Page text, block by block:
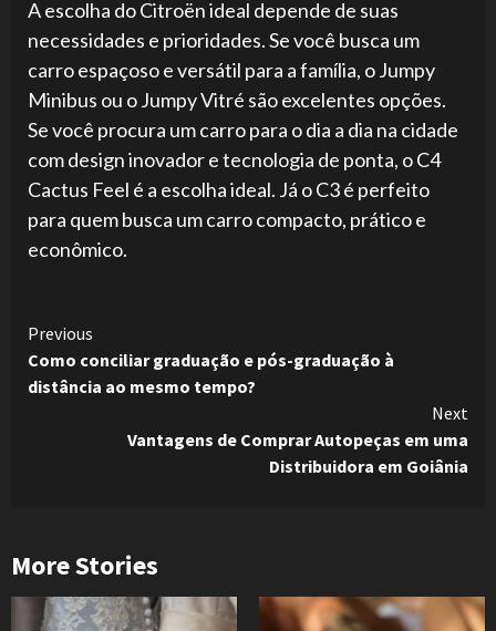
A escolha do Citroën ideal depende de suas
necessidades e prioridades. Se você busca um
carro espaçoso e versátil para a família, o Jumpy
Minibus ou o Jumpy Vitré são excelentes opções.
Se você procura um carro para o dia a dia na cidade
com design inovador e tecnologia de ponta, o C4
Cactus Feel é a escolha ideal. Já o C3 é perfeito
para quem busca um carro compacto, prático e
econômico.
Continue
Reading
Previous
Como conciliar graduação e pós-graduação à
distância ao mesmo tempo?
Next
Vantagens de Comprar Autopeças em uma
Distribuidora em Goiânia
More Stories